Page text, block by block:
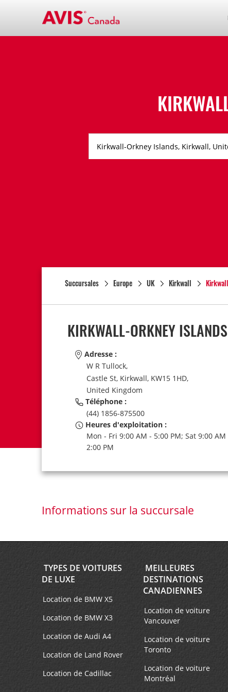
Succursales Europe UK Kirkwall
KIRKWALL-ORKNEY ISLANDS
Adresse :
W R Tullock,
Castle St, Kirkwall, KW15 1HD,
United Kingdom
Téléphone :
(44) 1856-875500
Heures d'exploitation :
Mon - Fri 9:00 AM - 5:00 PM; Sat 9:00 AM
2:00 PM
Informations sur la succursale
TYPES DE VOITURES
DE LUXE
Location de BMW X5
Location de BMW X3
Location de Audi A4
Location de Land Rover
Location de Cadillac
MEILLEURES
DESTINATIONS
CANADIENNES
Location de voiture
Vancouver
Location de voiture
Toronto
Location de voiture
Montréal